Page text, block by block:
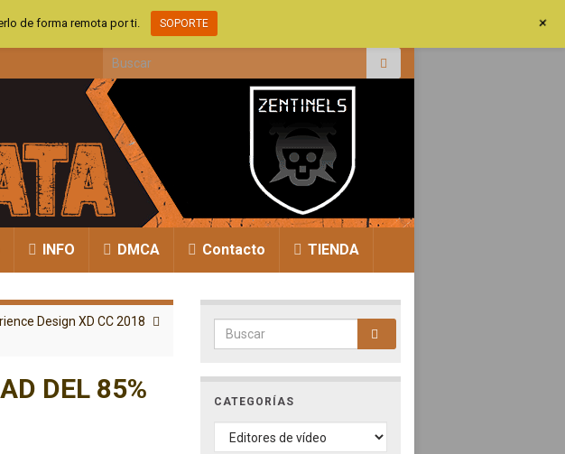
Search for:
INFO DMCA Contacto TIENDA
Design XD CC 2018
DEL 85%
Search for:
CATEGORÍAS
CATEGORÍAS
de forma remota por ti. SOPORTE +